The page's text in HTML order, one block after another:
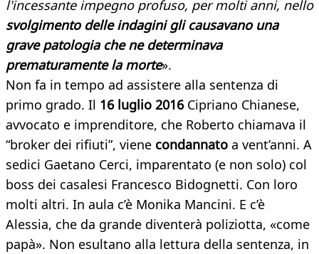
l'incessante impegno profuso, per molti anni, nello
svolgimento delle indagini gli causavano una
grave patologia che ne determinava
prematuramente la morte».
Non fa in tempo ad assistere alla sentenza di
primo grado. Il 16 luglio 2016Cipriano Chianese,
avvocato e imprenditore, che Roberto chiamava il
“broker dei rifiuti”, viene condannato a vent’anni. A
sedici Gaetano Cerci, imparentato (e non solo) col
boss dei casalesi Francesco Bidognetti. Con loro
molti altri. In aula c’è Monika Mancini. E c’è
Alessia, che da grande diventerà poliziotta, «come
papà». Non esultano alla lettura della sentenza, in